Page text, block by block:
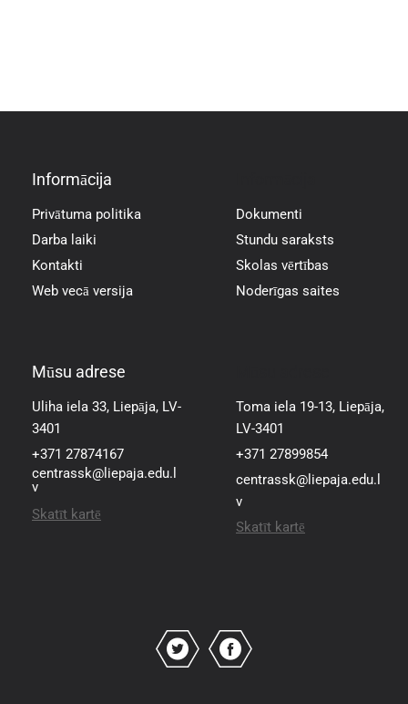
Informācija
Privātuma politika
Darba laiki
Kontakti
Web vecā versija
Dokumenti
Stundu saraksts
Skolas vērtības
Noderīgas saites
Mūsu adrese
Uliha iela 33, Liepāja, LV-
3401
+371 27874167
centrassk@liepaja.edu.l
v
Skatīt kartē
Toma iela 19-13, Liepāja,
LV-3401
+371 27899854
centrassk@liepaja.edu.l
v
Skatīt kartē